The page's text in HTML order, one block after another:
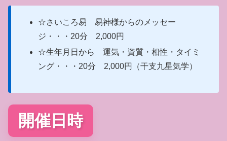
☆さいころ易 易神様からのメッセー
ジ・・・20分 2,000円
☆生年月日から 運気・資質・相性・タイミ
ング・・・20分 2,000円（干支九星気学）
開催日時